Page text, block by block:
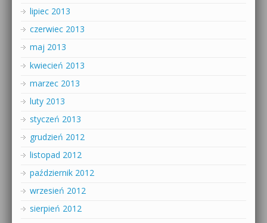
lipiec 2013
czerwiec 2013
maj 2013
kwiecień 2013
marzec 2013
luty 2013
styczeń 2013
grudzień 2012
listopad 2012
październik 2012
wrzesień 2012
sierpień 2012